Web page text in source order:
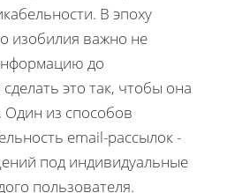
В эпоху
изобилия важно не
до
это так, чтобы она
Один из способов
email-рассылок -
под индивидуальные
пользователя.